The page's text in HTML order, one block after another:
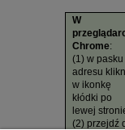
W
Chrome:
(1) w pasku
adresu
w ikonkę
kłódki po
lewej
(2) przejdź